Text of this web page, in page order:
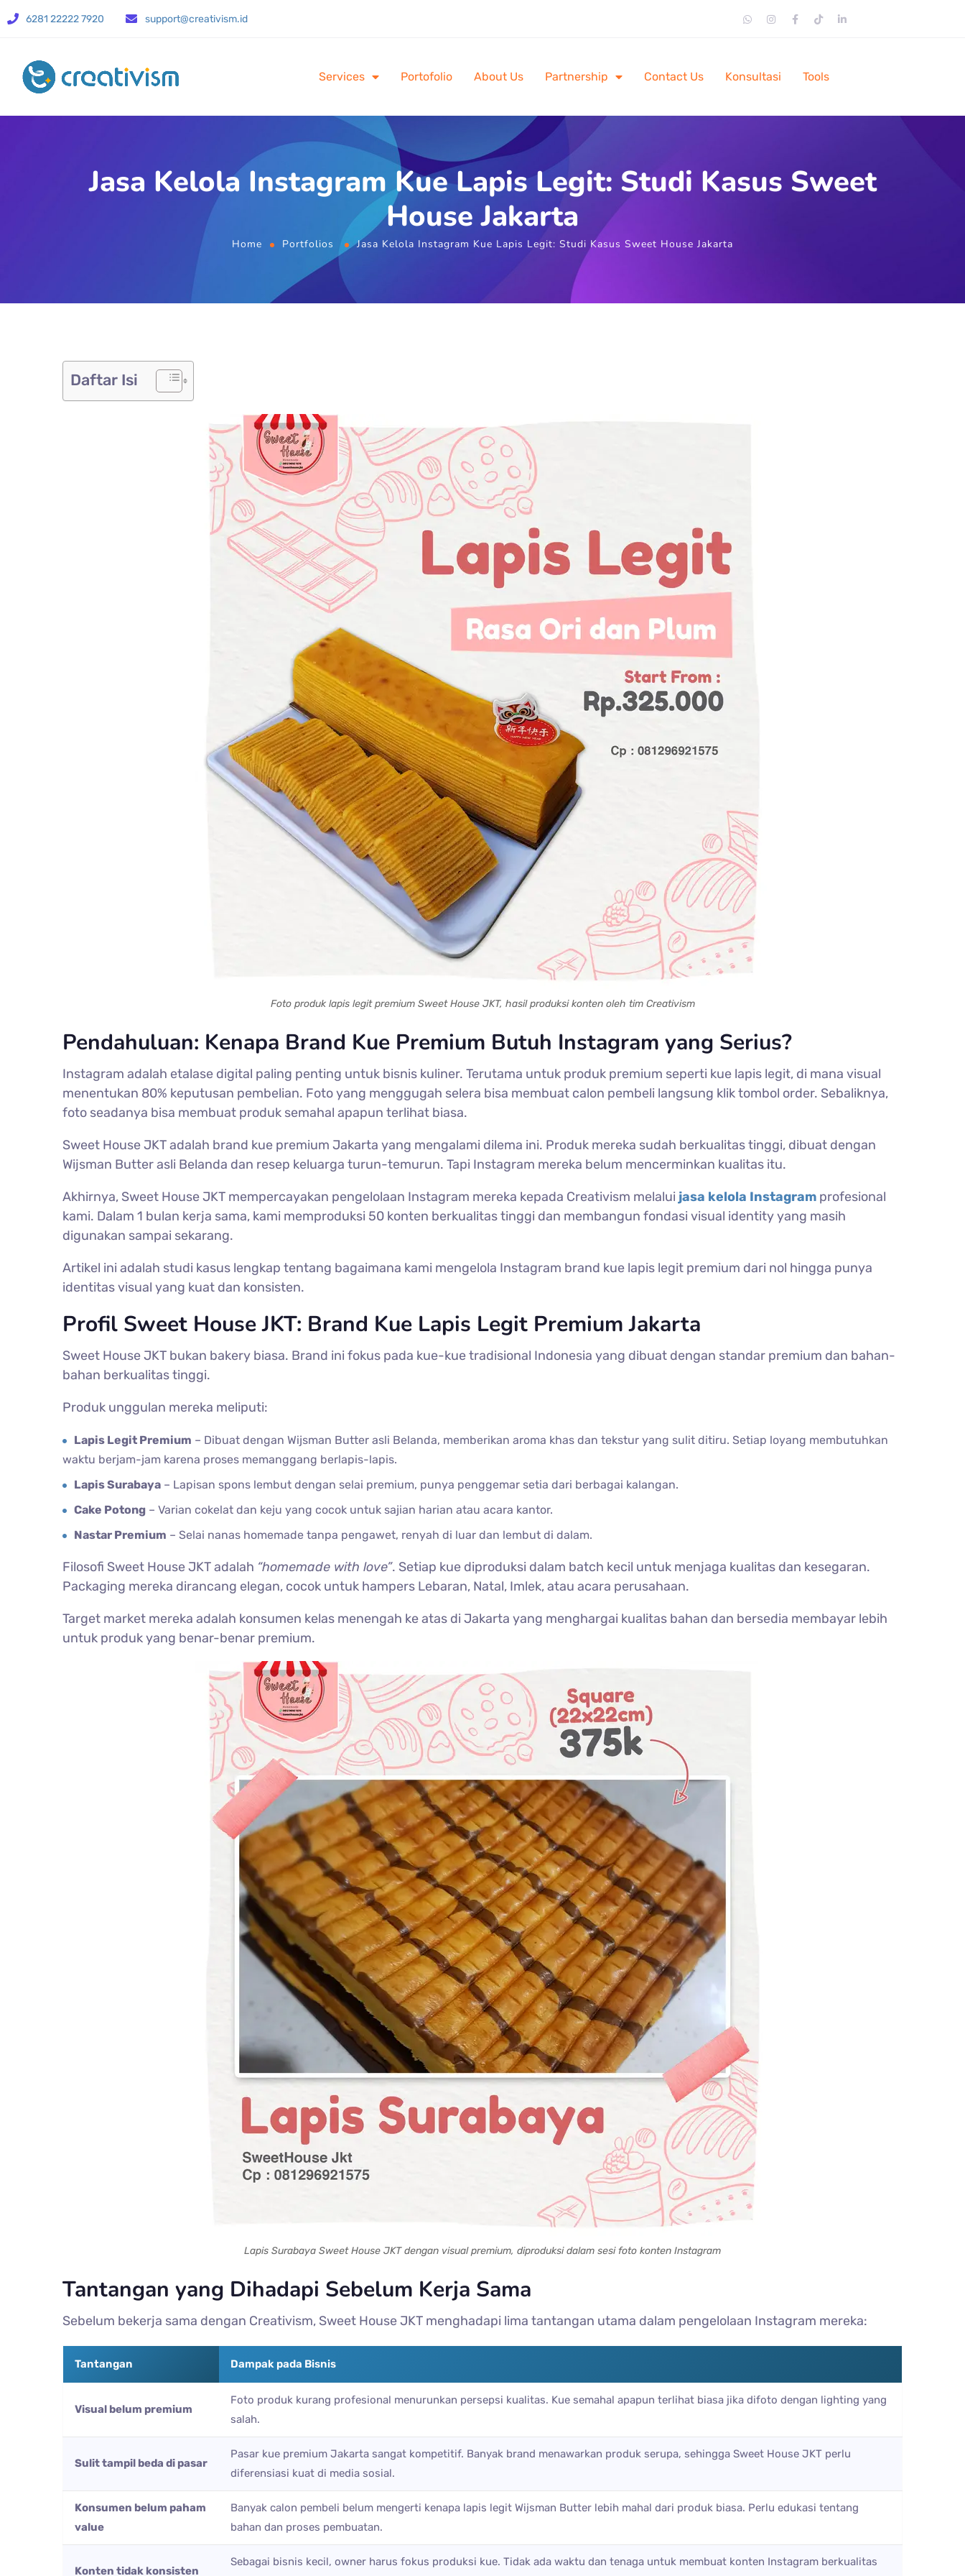
6281 22222 7920 support@creativism.id
Services Portofolio About Us Partnership Contact Us Konsultasi Tools
Jasa Kelola Instagram Kue Lapis Legit: Studi Kasus Sweet
House Jakarta
Home Portfolios Jasa Kelola Instagram Kue Lapis Legit: Studi Kasus Sweet House Jakarta
Daftar Isi
Foto produk lapis legit premium Sweet House JKT, hasil produksi konten oleh tim Creativism
Pendahuluan: Kenapa Brand Kue Premium Butuh Instagram yang Serius?
Instagram adalah etalase digital paling penting untuk bisnis kuliner. Terutama untuk produk premium seperti kue lapis legit, di mana visual
menentukan 80% keputusan pembelian. Foto yang menggugah selera bisa membuat calon pembeli langsung klik tombol order. Sebaliknya,
foto seadanya bisa membuat produk semahal apapun terlihat biasa.
Sweet House JKT adalah brand kue premium Jakarta yang mengalami dilema ini. Produk mereka sudah berkualitas tinggi, dibuat dengan
Wijsman Butter asli Belanda dan resep keluarga turun-temurun. Tapi Instagram mereka belum mencerminkan kualitas itu.
Akhirnya, Sweet House JKT mempercayakan pengelolaan Instagram mereka kepada Creativism melalui jasa kelola Instagram profesional
kami. Dalam 1 bulan kerja sama, kami memproduksi 50 konten berkualitas tinggi dan membangun fondasi visual identity yang masih
digunakan sampai sekarang.
Artikel ini adalah studi kasus lengkap tentang bagaimana kami mengelola Instagram brand kue lapis legit premium dari nol hingga punya
identitas visual yang kuat dan konsisten.
Profil Sweet House JKT: Brand Kue Lapis Legit Premium Jakarta
Sweet House JKT bukan bakery biasa. Brand ini fokus pada kue-kue tradisional Indonesia yang dibuat dengan standar premium dan bahan-
bahan berkualitas tinggi.
Produk unggulan mereka meliputi:
Lapis Legit Premium – Dibuat dengan Wijsman Butter asli Belanda, memberikan aroma khas dan tekstur yang sulit ditiru. Setiap loyang membutuhkan
waktu berjam-jam karena proses memanggang berlapis-lapis.
Lapis Surabaya – Lapisan spons lembut dengan selai premium, punya penggemar setia dari berbagai kalangan.
Cake Potong – Varian cokelat dan keju yang cocok untuk sajian harian atau acara kantor.
Nastar Premium – Selai nanas homemade tanpa pengawet, renyah di luar dan lembut di dalam.
Filosofi Sweet House JKT adalah “homemade with love”. Setiap kue diproduksi dalam batch kecil untuk menjaga kualitas dan kesegaran.
Packaging mereka dirancang elegan, cocok untuk hampers Lebaran, Natal, Imlek, atau acara perusahaan.
Target market mereka adalah konsumen kelas menengah ke atas di Jakarta yang menghargai kualitas bahan dan bersedia membayar lebih
untuk produk yang benar-benar premium.
Lapis Surabaya Sweet House JKT dengan visual premium, diproduksi dalam sesi foto konten Instagram
Tantangan yang Dihadapi Sebelum Kerja Sama
Sebelum bekerja sama dengan Creativism, Sweet House JKT menghadapi lima tantangan utama dalam pengelolaan Instagram mereka:
Tantangan Dampak pada Bisnis
Visual belum premium
Foto produk kurang profesional menurunkan persepsi kualitas. Kue semahal apapun terlihat biasa jika difoto dengan lighting yang
salah.
Sulit tampil beda di pasar
Pasar kue premium Jakarta sangat kompetitif. Banyak brand menawarkan produk serupa, sehingga Sweet House JKT perlu
diferensiasi kuat di media sosial.
Konsumen belum paham
value
Banyak calon pembeli belum mengerti kenapa lapis legit Wijsman Butter lebih mahal dari produk biasa. Perlu edukasi tentang
bahan dan proses pembuatan.
Konten tidak konsisten
Sebagai bisnis kecil, owner harus fokus produksi kue. Tidak ada waktu dan tenaga untuk membuat konten Instagram berkualitas